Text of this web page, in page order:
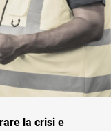
la crisi e